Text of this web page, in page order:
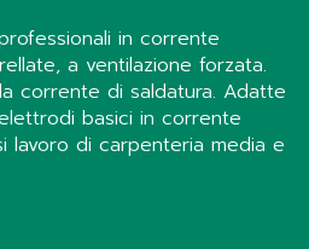
in corrente
a ventilazione forzata.
corrente di saldatura. Adatte
basici in corrente
lavoro di carpenteria media e